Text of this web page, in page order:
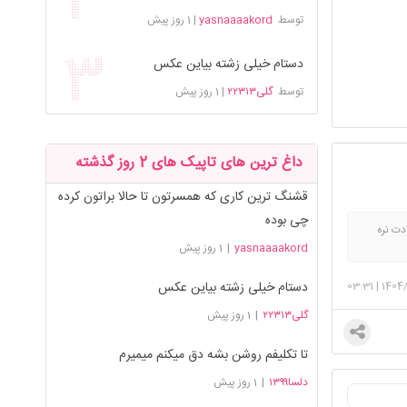
نره
❌
📚
|
03:31
توسط yasnaaaakord
| 1 روز پیش
دستام خیلی زشته بیاین عکس
توسطگلی۲۲۳۱۳ | 1 روز پیش
داغ ترین های تاپیک های 2 روز گذشته
قشنگ ترین کاری که همسرتون تا حالا براتون کرده
چی بوده
yasnaaaakord
| 1 روز پیش
دستام خیلی زشته بیاین عکس
گلی۲۲۳۱۳ | 1 روز پیش
تا تکلیفم روشن بشه دق میکنم میمیرم
دلسا۱۳۹۹ | 1 روز پیش